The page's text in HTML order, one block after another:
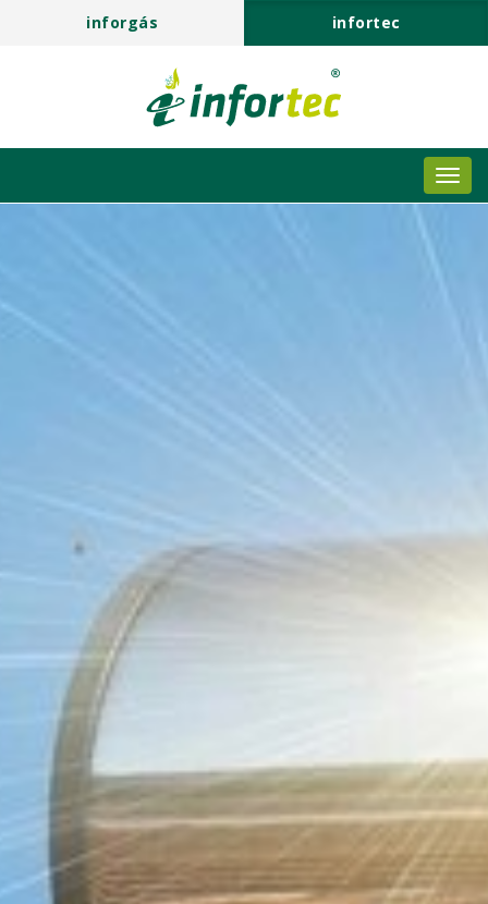
inforgás infortec